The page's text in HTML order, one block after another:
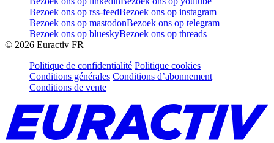
Bezoek ons op rss-feedBezoek ons op instagram
Bezoek ons op mastodonBezoek ons op telegram
Bezoek ons op blueskyBezoek ons op threads
© 2026 Euractiv FR
Politique de confidentialité Politique cookies
Conditions générales Conditions d’abonnement
Conditions de vente